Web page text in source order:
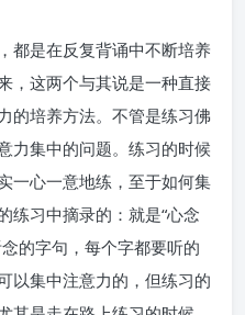
都是在反复背诵中不断培养
，这两个与其说是一种直接
的培养方法。不管是练习佛
力集中的问题。练习的时候
一心一意地练，至于如何集
练习中摘录的：就是“心念
的字句，每个字都要听的
以集中注意力的，但练习的